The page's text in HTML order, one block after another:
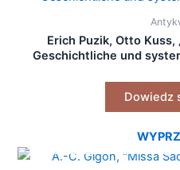
Erich Puzik, Otto
Geschichtliche und
Dowiedz